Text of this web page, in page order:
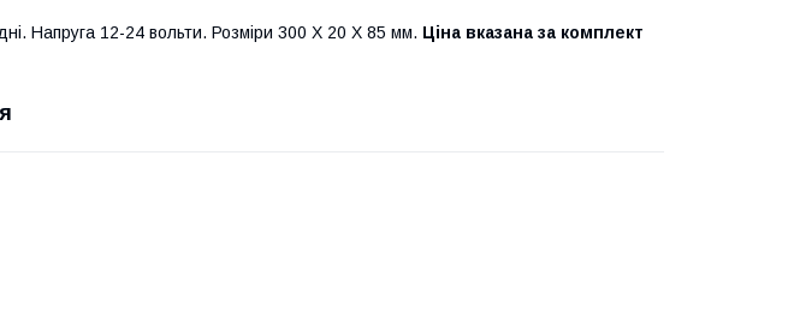
Напруга 12-24 вольти. Розміри 300 Х 20 Х 85 мм. Ціна вказана за комплект